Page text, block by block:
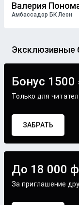
Валерия
Амбассадор БК Леон
Эксклюзивные
Бонус 1500
Только для
ЗАБРАТЬ
До 18 000
За приглашение